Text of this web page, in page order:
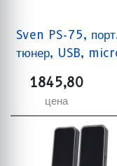
Sven PS-75,
тюнер, USB,
1845,80
цена